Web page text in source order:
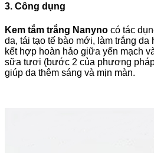
3. Công dụng
Kem tắm trắng Nanyno có tác
da, tái tạo tế bào mới, làm trắng
kết hợp hoàn hảo giữa yến mạch
sữa tươi (bước 2 của phương
giúp da thêm sáng và mịn màn.